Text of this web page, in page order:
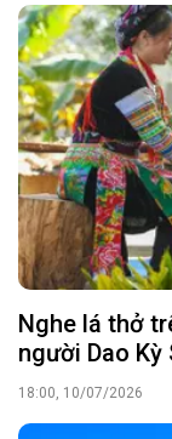
Nghe lá thở
người Dao Kỳ
18:00, 10/07/2026